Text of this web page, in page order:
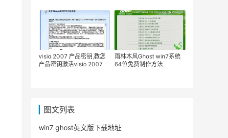
visio 2007 产品密钥,教您
产品密钥激活visio 2007
雨林木风Ghost win7系统
64位免费制作方法
图文列表
win7 ghost英文版下载地址